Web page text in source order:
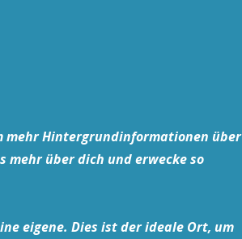
mehr Hintergrundinformationen über
mehr über dich und erwecke so
eigene. Dies ist der ideale Ort, um